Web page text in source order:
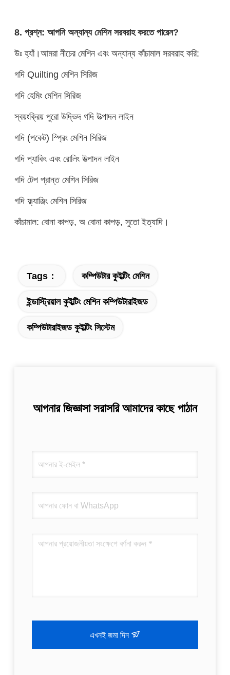
8. প্রশ্ন: আপনি অন্যান্য মেশিন সরবরাহ করতে পারেন?
উঃ হ্যাঁ।আমরা নীচের মেশিন এবং অন্যান্য কাঁচামাল সরবরাহ করি:
গদি Quilting মেশিন সিরিজ
গদি হেমিং মেশিন সিরিজ
স্বয়ংক্রিয় পুরো উদ্ভিদ গদি উত্পাদন লাইন
গদি (পকেট) স্প্রিং মেশিন সিরিজ
গদি প্যাকিং এবং রোলিং উত্পাদন লাইন
গদি টেপ প্রান্ত মেশিন সিরিজ
গদি ফ্ল্যাঞ্জিং মেশিন সিরিজ
কাঁচামাল: বোনা কাপড়, অ বোনা কাপড়, সুতো ইত্যাদি।
Tags： কম্পিউটার কুইল্টিং মেশিন
ইন্ডাস্ট্রিয়াল কুইল্টিং মেশিন কম্পিউটারাইজড
কম্পিউটারাইজড কুইল্টিং সিস্টেম
আপনার জিজ্ঞাসা সরাসরি আমাদের কাছে পাঠান
এখনই জমা দিন